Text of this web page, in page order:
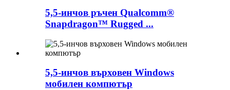
5,5-инчов ръчен Qualcomm®
Snapdragon™ Rugged ...
5,5-инчов върховен Windows
мобилен компютър